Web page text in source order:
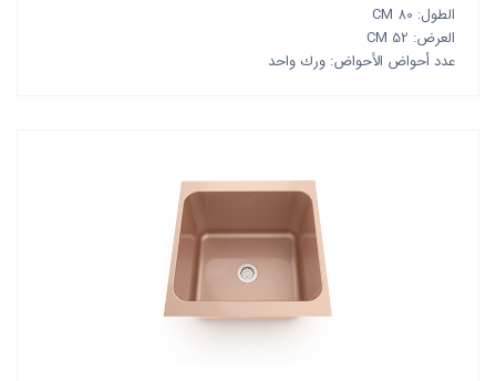
الطول: 80 CM
العرض: 52 CM
عدد أحواض الأحواض: ورك واحد